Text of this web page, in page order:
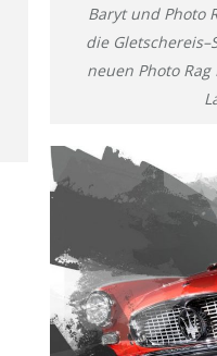
Baryt und Photo
die
neuen Photo